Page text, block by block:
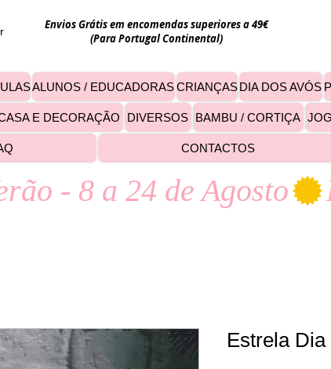
Envios Grátis em encomendas superiores a 49€
(Para Portugal Continental)
Estrela
ALUNOS / EDUCADORASCRIANÇASDIA DOS AVÓS
E DECORAÇÃO DIVERSOS BAMBU / CORTIÇA
CONTACTOS
- 8 a 24 de Agosto